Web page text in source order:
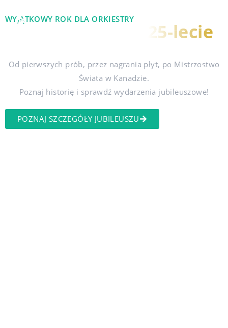
WYJĄTKOWY ROK DLA ORKIESTRY
Świętuj z nami 25-lecie
Od pierwszych prób, przez nagrania płyt, po Mistrzostwo
Świata w Kanadzie.
Poznaj historię i sprawdź wydarzenia jubileuszowe!
POZNAJ SZCZEGÓŁY JUBILEUSZU